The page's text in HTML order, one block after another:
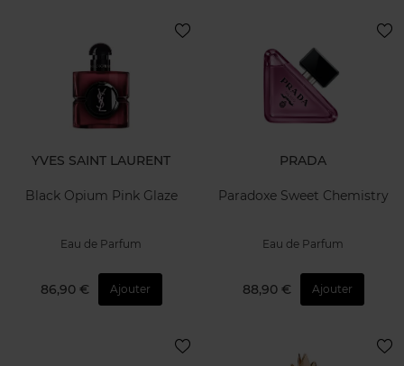
YVES SAINT LAURENT
Black Opium Pink Glaze
Eau de Parfum
86,90 € Ajouter
PRADA
Paradoxe Sweet Chemistry
Eau de Parfum
88,90 € Ajouter